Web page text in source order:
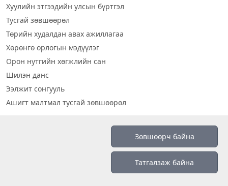
Хуулийн этгээдийн улсын бүртгэл
Тусгай зөвшөөрөл
Төрийн худалдан авах ажиллагаа
Хөрөнгө орлогын мэдүүлэг
Орон нутгийн хөгжлийн сан
Шилэн данс
Ээлжит сонгууль
Ашигт малтмал тусгай зөвшөөрөл
Зөвшөөрч байна
Татгалзаж байна